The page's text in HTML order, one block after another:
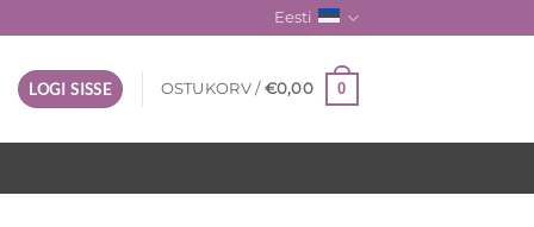
Eesti
LOGI SISSE OSTUKORV / €0,00 0